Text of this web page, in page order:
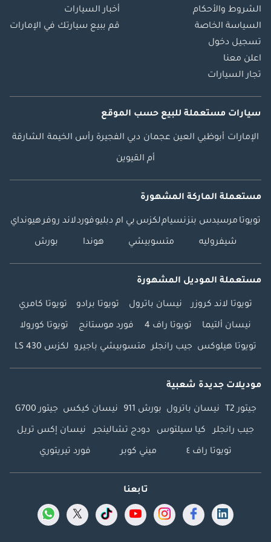
مدفوعة بالنجاح. -------
-------------------------------
-------------- تابعونا على:
فيسبوك: GTA Cars
إنستغرام: @ تيك
------
الشروط والأحكام
السياسة الخاصة
تسجيل دخول
اعلن معنا
تجار السيارات
أخبار السيارات
قم ببيع سيارتك في الإمارات
سيارات مستعملة للبيع حسب الموقع
الإمارات أبوظبي العين عجمان دبي الفجيرة رأس الخيمة الشارقة
أم القيوين
مستعملة الماركة المشهورة
تويوتا مرسيدس بنزنسياملكزس بي ام دبليوفوردلاند روفرهيونداي
شيفروليه متسوبيشي هوندا بورش
مستعملة الموديل المشهورة
تويوتا لاند كروزر نيسان باترول تويوتا برادو تويوتا كامري
نيسان ألتيما تويوتا راف 4 فورد موستانج تويوتا كورولا
تويوتا هيلوكس جيب رانجلر متسوبيشي باجيرو لكزس LS 430
موديلات جديدة شعبية
جيتور T2 نيسان باترول بورش 911 نيسان كيكس جيتور G700
جيب رانجلر كيا سيلتوس دودج تشالينجر نيسان إكس تريل
تويوتا راف ٤ ميني كوبر فورد تيريتوري
تابعنا